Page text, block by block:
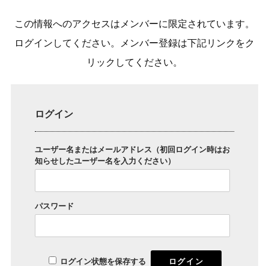
この情報へのアクセスはメンバーに限定されています。
ログインしてください。メンバー登録は下記リンクをク
リックしてください。
ログイン
ユーザー名またはメールアドレス（初回ログイン時はお
知らせしたユーザー名を入力ください）
パスワード
ログイン状態を保存する